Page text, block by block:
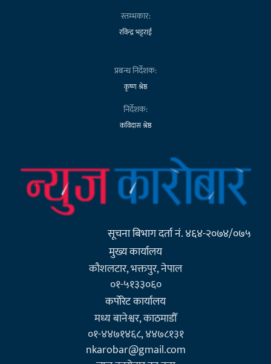
स्तम्भकार:
रविन्द्र भट्टराई
प्रबन्ध निर्देशक:
कृष्ण श्रेष्ठ
निर्देशक:
कविदास श्रेष्ठ
सूचना बिभाग दर्ता नं. ४६४-२०७४/०७५
मुख्य कार्यालय
कौशलटार, भक्तपुर, नेपाल
०१-५१३३०६०
कर्पाेरेट कार्यालय
मध्य बानेश्वर, काठमाडौँ
०१-४४७१४६८, ४४७८१३१
nkarobar@gmail.com